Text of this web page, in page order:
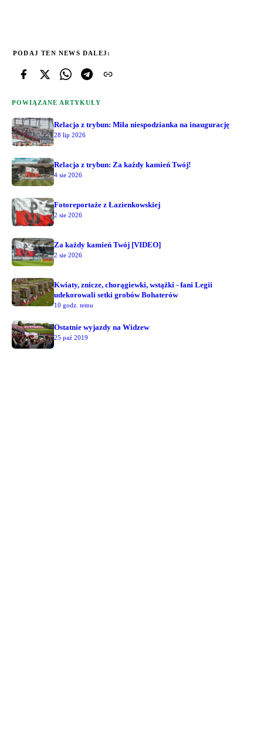
PODAJ TEN NEWS DALEJ:
POWIĄZANE ARTYKUŁY
Relacja z trybun: Miła niespodzianka na inaugurację
28 lip 2026
Relacja z trybun: Za każdy kamień Twój!
4 sie 2026
Fotoreportaże z Łazienkowskiej
2 sie 2026
Za każdy kamień Twój [VIDEO]
2 sie 2026
Kwiaty, znicze, chorągiewki, wstążki - fani Legii
udekorowali setki grobów Bohaterów
10 godz. temu
Ostatnie wyjazdy na Widzew
25 paź 2019